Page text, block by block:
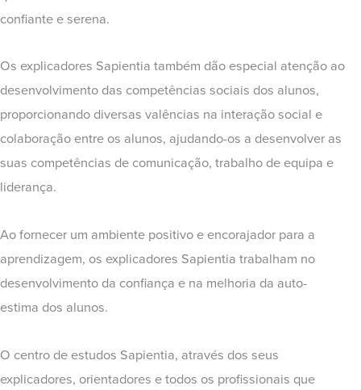
confiante e serena.
Os explicadores Sapientia também dão especial atenção ao
desenvolvimento das competências sociais dos alunos,
proporcionando diversas valências na interação social e
colaboração entre os alunos, ajudando-os a desenvolver as
suas competências de comunicação, trabalho de equipa e
liderança.
Ao fornecer um ambiente positivo e encorajador para a
aprendizagem, os explicadores Sapientia trabalham no
desenvolvimento da confiança e na melhoria da auto-
estima dos alunos.
O centro de estudos Sapientia, através dos seus
explicadores, orientadores e todos os profissionais que